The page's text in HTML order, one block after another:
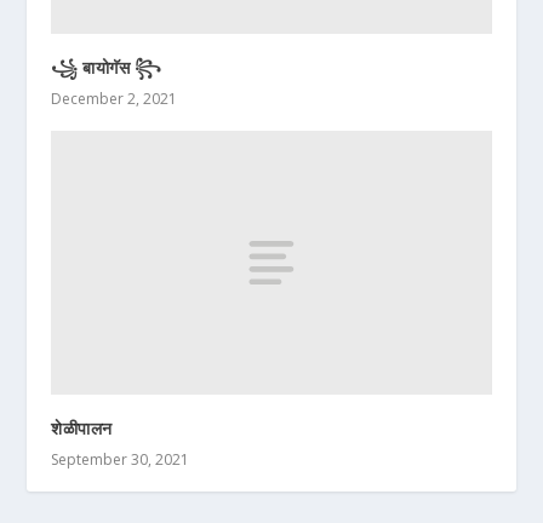
꧁ बायोगॅस ꧂
December 2, 2021
शेळीपालन
September 30, 2021